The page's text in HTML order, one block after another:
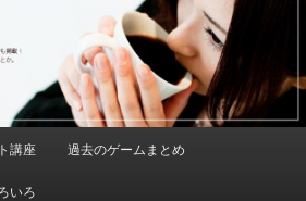
講座 過去のゲームまとめ
いろ